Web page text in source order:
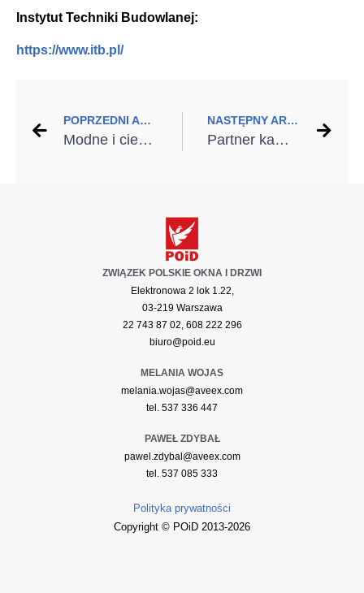
Instytut Techniki Budowlanej:
https://www.itb.pl/
POPRZEDNI ARTYKUŁ
Modne i ciepłe okna, drzwi i bramy na 2025 rok – jakie rozwiązania wybrać do nowego i remontowanego domu?
NASTĘPNY ARTYKUŁ
Partner kampanii – firma Klimas Wkręt-met
ZWIĄZEK POLSKIE OKNA I DRZWI
Elektronowa 2 lok 1.22,
03-219 Warszawa
22 743 87 02, 608 222 296
biuro@poid.eu
MELANIA WOJAS
melania.wojas@aveex.com
tel. 537 336 447
PAWEŁ ZDYBAŁ
pawel.zdybal@aveex.com
tel. 537 085 333
Polityka prywatności
Copyright © POiD 2013-2026